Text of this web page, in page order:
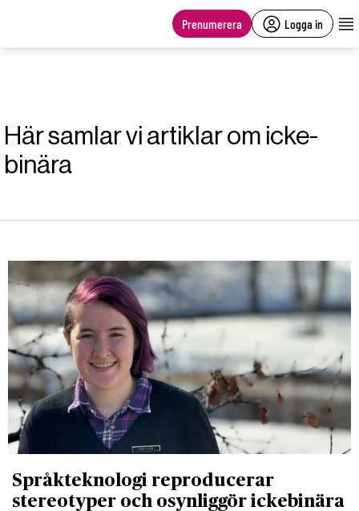
Prenumerera Logga in
Här samlar vi artiklar om icke-
binära
Språkteknologi reproducerar
stereotyper och osynliggör ickebinära